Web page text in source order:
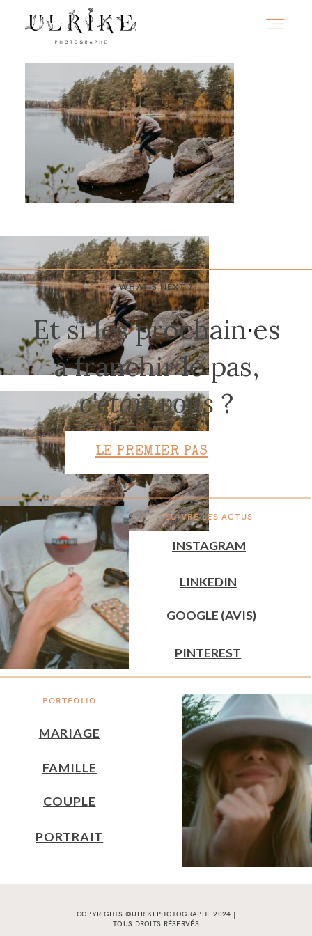
WHAT'S NEXT ?
PORTFOLIO
SUIVRE LES ACTUS
Et si les prochain·es
à franchir le pas,
c'était vous ?
MARIAGE
INSTAGRAM
GOOGLE (AVIS)
FAMILLE
PINTEREST
COUPLE
LINKEDIN
PORTRAIT
LE PREMIER PAS
COPYRIGHTS ©ULRIKEPHOTOGRAPHE 2024 |
TOUS DROITS RÉSERVÉS
HOME
A PROPOS
PORTFOLIO
INFOS
JOURNAL
CONTACT